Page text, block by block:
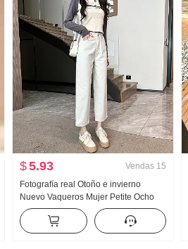
$5.93 Vendas 15
Fotografía real Otoño e invierno
Nuevo Vaqueros Mujer Petite Ocho
Nueve puntos Arena Blanco Talle alto
Papá Recto Pantalones de pierna
ancha